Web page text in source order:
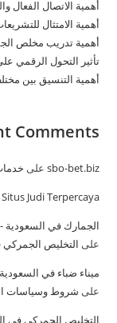
أهمية الاتصال الفعال
أهمية الامتثال
أهمية تدريب مخلص
تأثير التحول الرقمي
أهمية التنسيق بين
Comments
sbo-bet.biz على
Situs Judi Terpercaya
الجمارك في
على التخليص
ميناء ضباء في
على شروط وسياسات
التخليص الجمركي في